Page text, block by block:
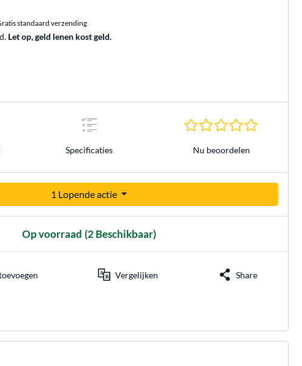
standaard verzending
Let op, geld lenen kost geld.
Specificaties
0.0 sterren
Nu beoordelen
1 Lopende actie
Op voorraad (2 Beschikbaar)
Vergelijken Share